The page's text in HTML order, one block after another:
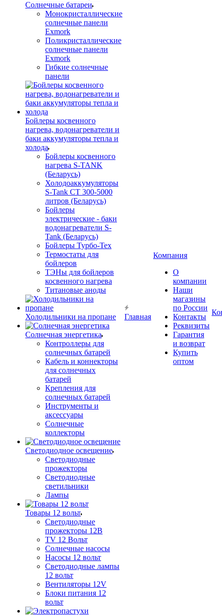
Солнечные батареи
Монокристаллические
солнечные панели
Exmork
Поликристаллические
солнечные панели
Exmork
Гибкие солнечные
панели
Бойлеры косвенного
нагрева, водонагреватели и
баки аккумуляторы тепла и
холода
Бойлеры косвенного
нагрева S-TANK
(Беларусь)
Холодоаккумуляторы
S-Tank СТ 300-5000
литров (Беларусь)
Бойлеры
электрические - баки
водонагреватели S-
Tank (Беларусь)
Бойлеры Турбо-Тех
Термостаты для
бойлеров
ТЭНы для бойлеров
косвенного нагрева
Титановые аноды
Холодильники на пропане
Солнечная энергетика
Контроллеры для
солнечных батарей
Кабель и коннекторы
для солнечных
батарей
Крепления для
солнечных батарей
Инструменты и
аксессуары
Солнечные
коллекторы
Светодиодное освещение
Светодиодные
прожекторы
Светодиодные
светильники
Лампы
Товары 12 вольт
Светодиодные
прожекторы 12В
TV 12 Вольт
Солнечные насосы
Насосы 12 вольт
Светодиодные лампы
12 вольт
Вентиляторы 12V
Блоки питания 12
вольт
Главная
Компания
О
компании
Наши
магазины
по России
Контакты
Реквизиты
Гарантия
и возврат
Купить
оптом